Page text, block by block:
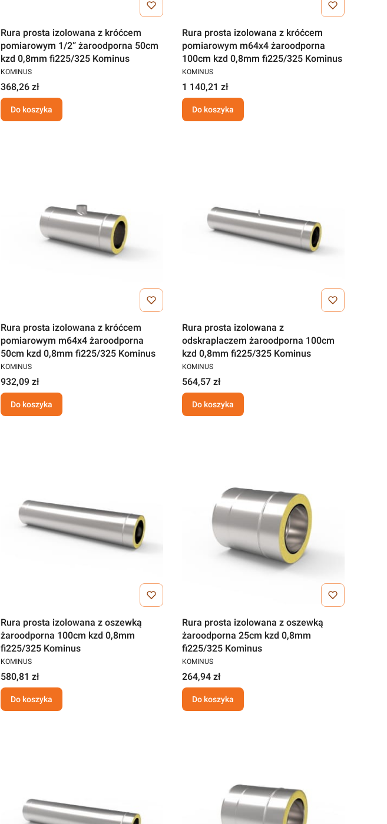
Rura prosta izolowana z króćcem
pomiarowym 1/2” żaroodporna 50cm
kzd 0,8mm fi225/325 Kominus
KOMINUS
368,26 zł
Do koszyka
Rura prosta izolowana z króćcem
pomiarowym m64x4 żaroodporna
100cm kzd 0,8mm fi225/325 Kominus
KOMINUS
1 140,21 zł
Do koszyka
Rura prosta izolowana z króćcem
pomiarowym m64x4 żaroodporna
50cm kzd 0,8mm fi225/325 Kominus
KOMINUS
932,09 zł
Do koszyka
Rura prosta izolowana z
odskraplaczem żaroodporna 100cm
kzd 0,8mm fi225/325 Kominus
KOMINUS
564,57 zł
Do koszyka
Rura prosta izolowana z oszewką
żaroodporna 100cm kzd 0,8mm
fi225/325 Kominus
KOMINUS
580,81 zł
Do koszyka
Rura prosta izolowana z oszewką
żaroodporna 25cm kzd 0,8mm
fi225/325 Kominus
KOMINUS
264,94 zł
Do koszyka